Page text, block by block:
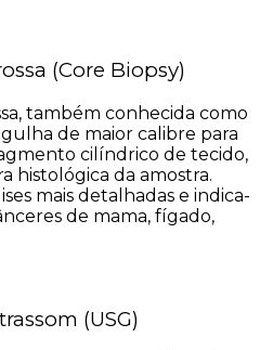
(Core Biopsy)
também conhecida como
de maior calibre para
cilíndrico de tecido,
histológica da amostra.
mais detalhadas e indica-
de mama, fígado,
(USG)